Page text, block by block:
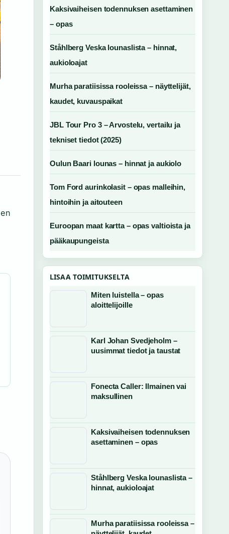
Kaksivaiheisen todennuksen asettaminen
– opas
Ståhlberg Veska lounaslista – hinnat,
aukioloajat
Murha paratiisissa rooleissa – näyttelijät,
kaudet, kuvauspaikat
JBL Tour Pro 3 – Arvostelu, vertailu ja
tekniset tiedot (2025)
Oulun Baari lounas – hinnat ja aukiolo
Tom Ford aurinkolasit – opas malleihin,
hintoihin ja aitouteen
Euroopan maat kartta – opas valtioista ja
pääkaupungeista
LISAA TOIMITUKSELTA
Miten luistella – opas
aloittelijoille
Karl Johan Svedjeholm –
uusimmat tiedot ja taustat
Fonecta Caller: Ilmainen vai
maksullinen
Kaksivaiheisen todennuksen
asettaminen – opas
Ståhlberg Veska lounaslista –
hinnat, aukioloajat
Murha paratiisissa rooleissa –